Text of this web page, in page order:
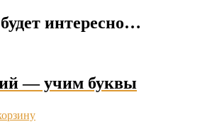
интересно…
— учим буквы